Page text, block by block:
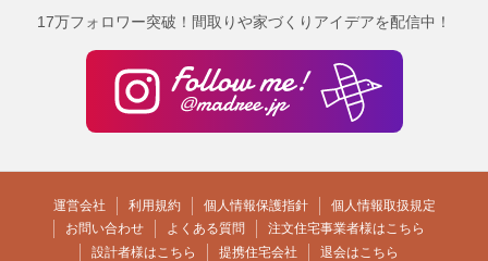
17万フォロワー突破！間取りや家づくりアイデアを配信中！
運営会社 利用規約 個人情報保護指針
個人情報取扱規定
お問い合わせ
よくある質問
注文住宅事業者様はこちら
設計者様はこちら
提携住宅会社 退会はこちら